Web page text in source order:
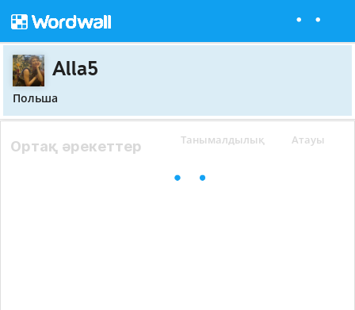
Alla5
Польша
Танымалдылық Атауы
Ортақ әрекеттер